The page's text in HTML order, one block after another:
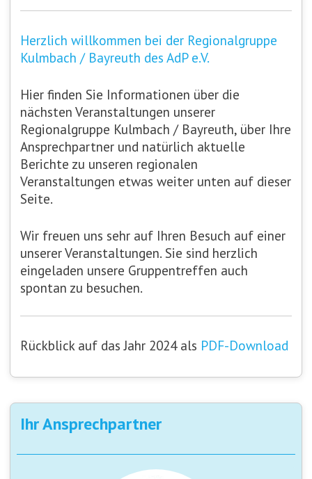
Herzlich willkommen bei der Regionalgruppe
Kulmbach / Bayreuth des AdP e.V.
Hier finden Sie Informationen über die
nächsten Veranstaltungen unserer
Regionalgruppe Kulmbach / Bayreuth, über Ihre
Ansprechpartner und natürlich aktuelle
Berichte zu unseren regionalen
Veranstaltungen etwas weiter unten auf dieser
Seite.
Wir freuen uns sehr auf Ihren Besuch auf einer
unserer Veranstaltungen. Sie sind herzlich
eingeladen unsere Gruppentreffen auch
spontan zu besuchen.
Rückblick auf das Jahr 2024 als PDF-Download
Ihr Ansprechpartner